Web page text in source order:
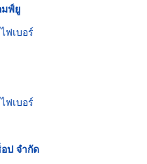
ฟ์ยู
ฟเบอร์
ฟเบอร์
ป จำกัด